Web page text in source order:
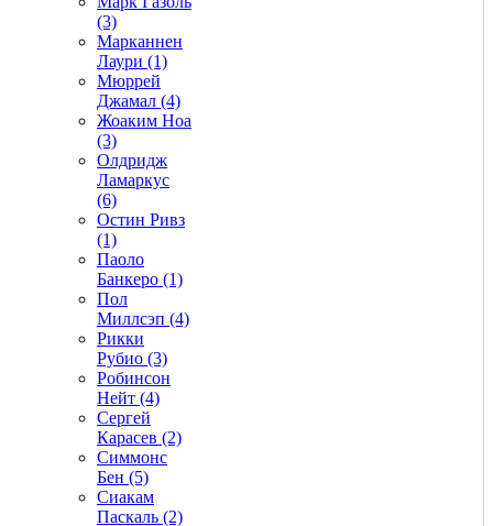
(3)
Марканнен
Лаури (1)
Мюррей
Джамал (4)
Жоаким Ноа
(3)
Олдридж
Ламаркус
(6)
Остин Ривз
(1)
Паоло
Банкеро (1)
Пол
Миллсэп (4)
Рикки
Рубио (3)
Робинсон
Нейт (4)
Сергей
Карасев (2)
Симмонс
Бен (5)
Сиакам
Паскаль (2)